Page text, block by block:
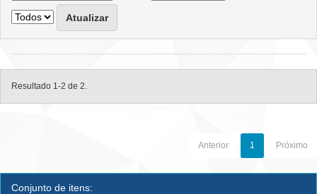
Resultado 1-2 de 2.
Anterior 1 Próximo
Conjunto de itens: